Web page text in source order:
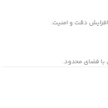
با فضای محدود.